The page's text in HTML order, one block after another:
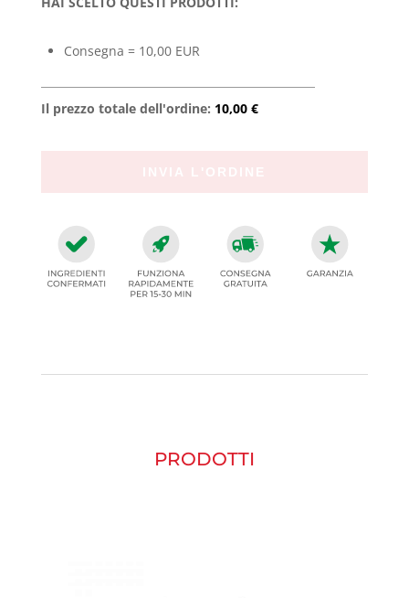
Consegna = 10,00 EUR
Il prezzo totale dell'ordine: 10,00 €
PRODOTTI